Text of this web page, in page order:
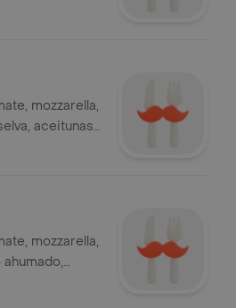
pimiento
mozzarella,
aceitunas,
mozzarella,
porciones.